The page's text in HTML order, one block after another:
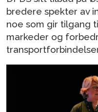
bredere spekter av
noe som gir tilgang
markeder og